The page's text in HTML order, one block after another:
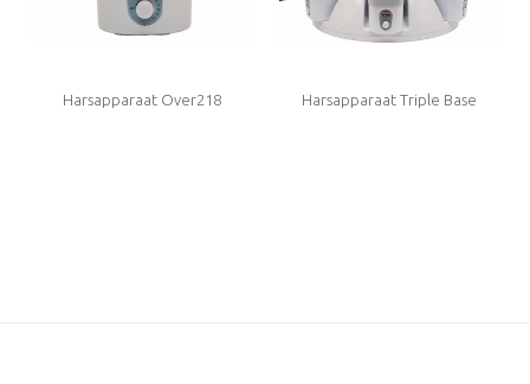
Harsapparaat Over218 Harsapparaat Triple Base